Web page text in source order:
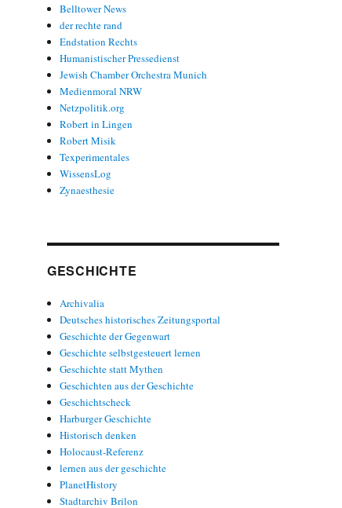
Belltower News
der rechte rand
Endstation Rechts
Humanistischer Pressedienst
Jewish Chamber Orchestra Munich
Medienmoral NRW
Netzpolitik.org
Robert in Lingen
Robert Misik
Texperimentales
WissensLog
Zynaesthesie
GESCHICHTE
Archivalia
Deutsches historisches Zeitungsportal
Geschichte der Gegenwart
Geschichte selbstgesteuert lernen
Geschichte statt Mythen
Geschichten aus der Geschichte
Geschichtscheck
Harburger Geschichte
Historisch denken
Holocaust-Referenz
lernen aus der geschichte
PlanetHistory
Stadtarchiv Brilon